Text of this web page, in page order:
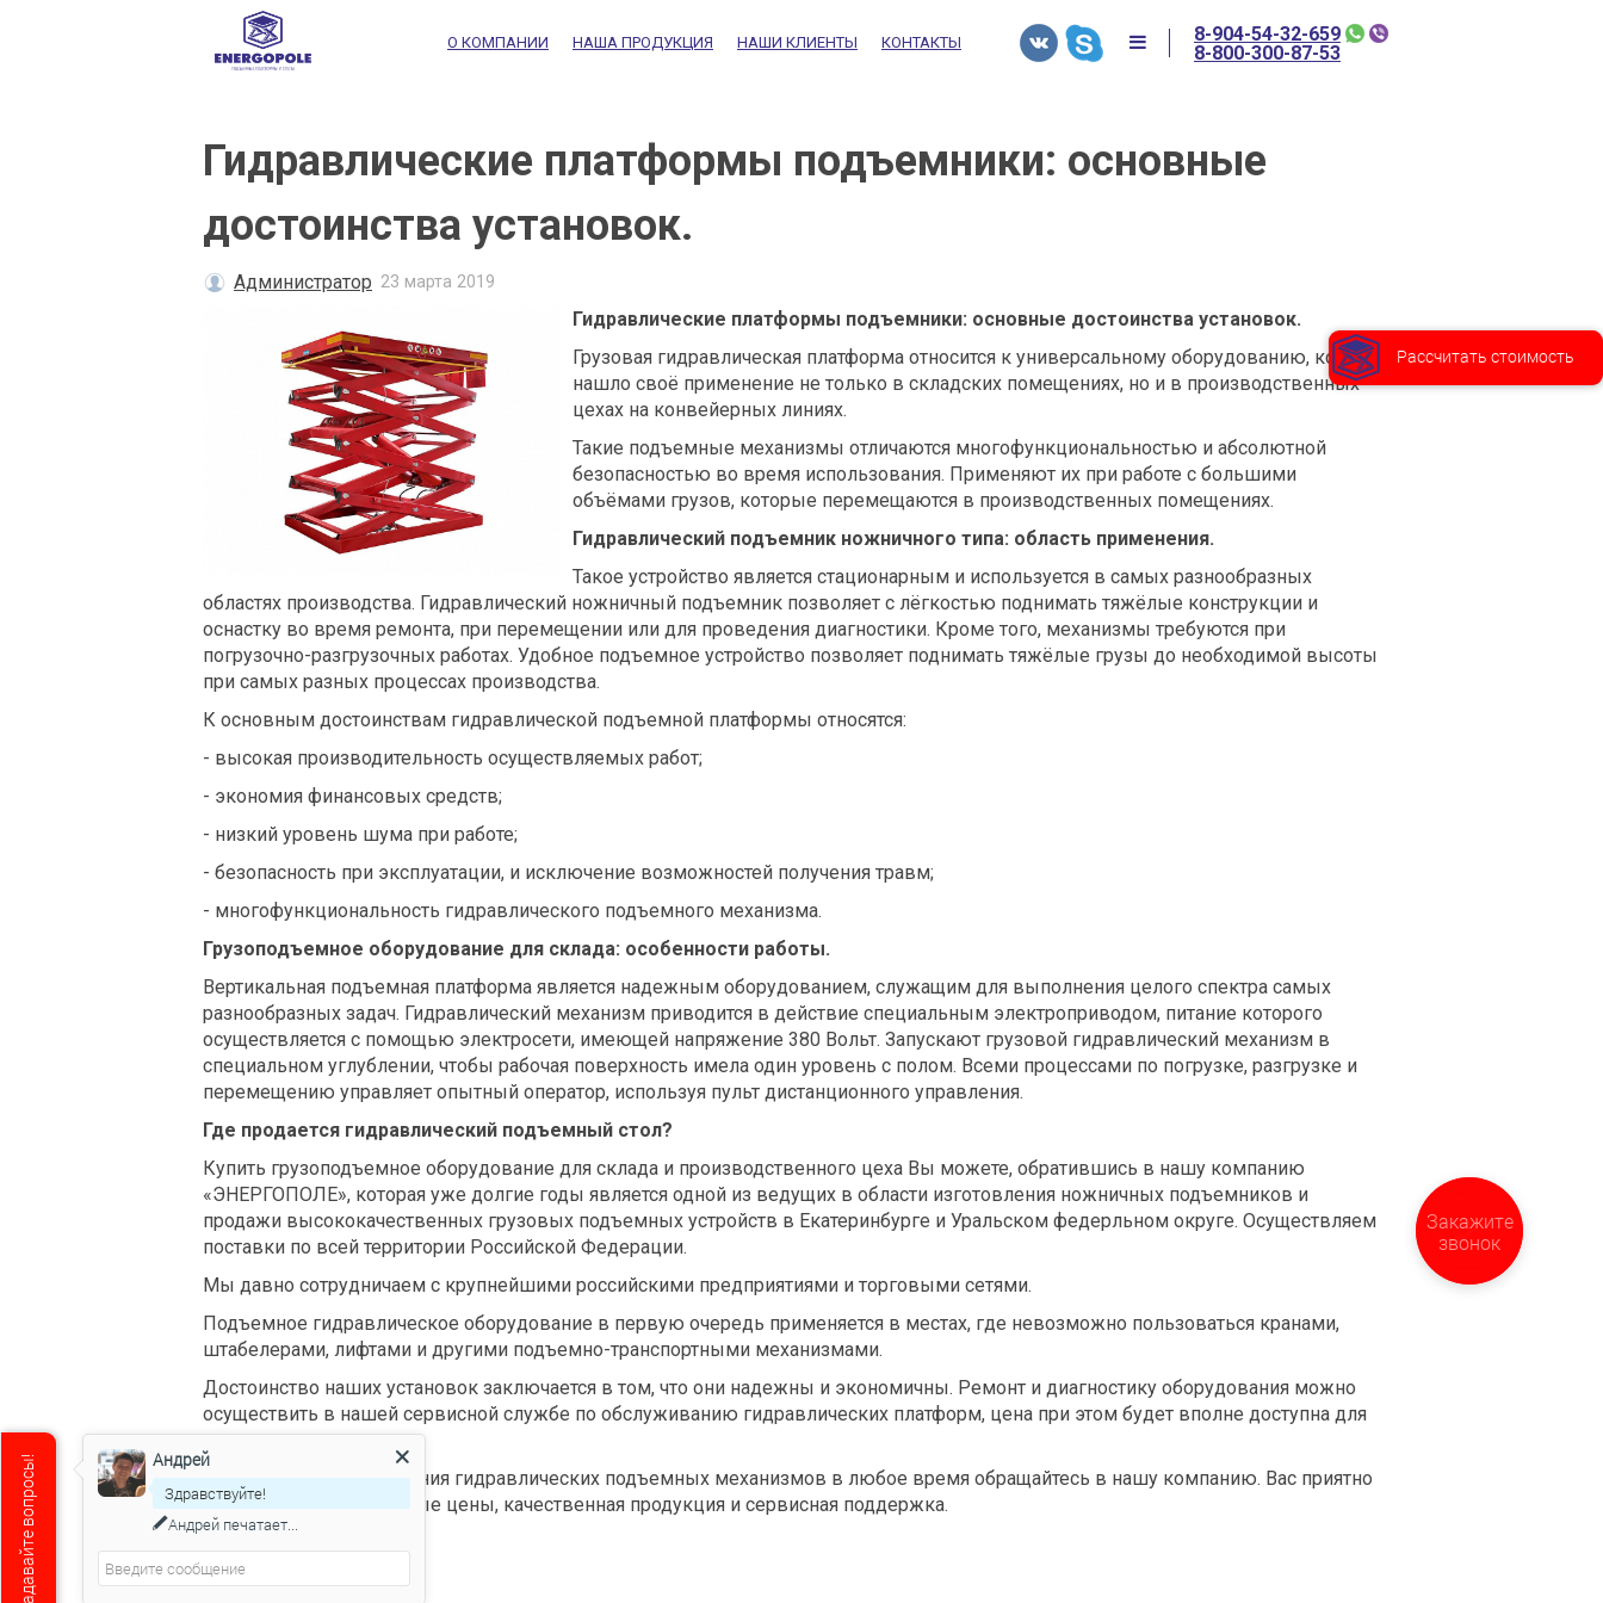
О КОМПАНИИ НАША ПРОДУКЦИЯ НАШИ КЛИЕНТЫ КОНТАКТЫ
8-904-54-32-659
8-800-300-87-53
Гидравлические платформы подъемники: основные
достоинства установок.
Администратор 23 марта 2019
Гидравлические платформы подъемники: основные достоинства установок.
Грузовая гидравлическая платформа относится к универсальному оборудованию, которое
нашло своё применение не только в складских помещениях, но и в производственных
цехах на конвейерных линиях.
Такие подъемные механизмы отличаются многофункциональностью и абсолютной
безопасностью во время использования. Применяют их при работе с большими
объёмами грузов, которые перемещаются в производственных помещениях.
Гидравлический подъемник ножничного типа: область применения.
Такое устройство является стационарным и используется в самых разнообразных
областях производства. Гидравлический ножничный подъемник позволяет с лёгкостью поднимать тяжёлые конструкции и
оснастку во время ремонта, при перемещении или для проведения диагностики. Кроме того, механизмы требуются при
погрузочно-разгрузочных работах. Удобное подъемное устройство позволяет поднимать тяжёлые грузы до необходимой высоты
при самых разных процессах производства.
К основным достоинствам гидравлической подъемной платформы относятся:
- высокая производительность осуществляемых работ;
- экономия финансовых средств;
- низкий уровень шума при работе;
- безопасность при эксплуатации, и исключение возможностей получения травм;
- многофункциональность гидравлического подъемного механизма.
Грузоподъемное оборудование для склада: особенности работы.
Вертикальная подъемная платформа является надежным оборудованием, служащим для выполнения целого спектра самых
разнообразных задач. Гидравлический механизм приводится в действие специальным электроприводом, питание которого
осуществляется с помощью электросети, имеющей напряжение 380 Вольт. Запускают грузовой гидравлический механизм в
специальном углублении, чтобы рабочая поверхность имела один уровень с полом. Всеми процессами по погрузке, разгрузке и
перемещению управляет опытный оператор, используя пульт дистанционного управления.
Где продается гидравлический подъемный стол?
Купить грузоподъемное оборудование для склада и производственного цеха Вы можете, обратившись в нашу компанию
«ЭНЕРГОПОЛЕ», которая уже долгие годы является одной из ведущих в области изготовления ножничных подъемников и
продажи высококачественных грузовых подъемных устройств в Екатеринбурге и Уральском федерльном округе. Осуществляем
поставки по всей территории Российской Федерации.
Мы давно сотрудничаем с крупнейшими российскими предприятиями и торговыми сетями.
Подъемное гидравлическое оборудование в первую очередь применяется в местах, где невозможно пользоваться кранами,
штабелерами, лифтами и другими подъемно-транспортными механизмами.
Достоинство наших установок заключается в том, что они надежны и экономичны. Ремонт и диагностику оборудования можно
осуществить в нашей сервисной службе по обслуживанию гидравлических платформ, цена при этом будет вполне доступна для
каждого клиента.
По вопросам приобретения гидравлических подъемных механизмов в любое время обращайтесь в нашу компанию. Вас приятно
удивят наши приемлемые цены, качественная продукция и сервисная поддержка.
Закажите
звонок
Рассчитать стоимость
Андрей
Здравствуйте!
Андрей печатает...